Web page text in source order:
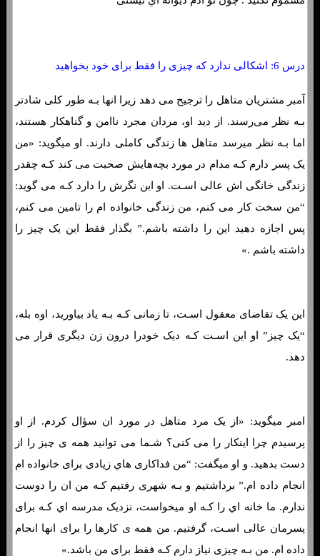
درس 6: اشکالی ندارد که چیزی را فقط برای خود بخواهید
آمبر مشتریان متاهل را ترجیح می دهد زیرا انها بـه طور کلی شادتر
بـه نظر می‌رسند. از دید او، مردان مجرد ناامن و گناهکار هستند،
اما بـه نظر میرسد متاهل ها زندگی کاملی دارند. او میگوید: «من
یک پسر دارم کـه مدام در مورد بچه‌هایش صحبت می کند کـه چقدر
زندگی خانگی اش عالی اسـت. او این نگرش را دارد کـه می گوید:
“من سخت کار می کنم، من زندگی خانواده ام را تامین می کنم،
پس اجازه دهید این را داشته باشم.” بگذار فقط این یک چیز را
داشته باشم .»
این یک تقاضای معقول اسـت، تا زمانی کـه بـه یاد بیاورید، اوه بله،
“یک چیز” او این اسـت کـه دیک خودرا درون زن دیگری قرار می
دهد.
امبر میگوید: «از یک مرد متاهل در مورد ان سؤال کردم. از او
پرسیدم چرا اینکار را می کنی؟ شـما می توانید همه ی چیز را از
دست بدهید. و او میگفت: “من فداکاری هاي‌ زیادی برای خانواده ام
انجام داده ام.” برداشتیم و بـه شهری رفتیم کـه من ان را دوست
ندارم. ما خانه اي را کـه او میخواست، نزدیک مدرسه اي کـه برای
پسرمان عالی اسـت، گرفتیم. من همه ی کارها را برای انها انجام
داده ام. من بـه چیزی نیاز دارم کـه فقط برای من باشد.»